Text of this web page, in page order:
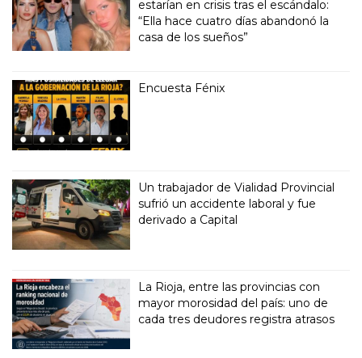
estarían en crisis tras el escándalo:
“Ella hace cuatro días abandonó la
casa de los sueños”
Encuesta Fénix
Un trabajador de Vialidad Provincial
sufrió un accidente laboral y fue
derivado a Capital
La Rioja, entre las provincias con
mayor morosidad del país: uno de
cada tres deudores registra atrasos